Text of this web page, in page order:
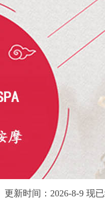
更新时间：2026-8-9 现